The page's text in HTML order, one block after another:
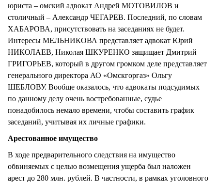
юриста – омский адвокат Андрей МОТОВИЛОВ и
столичный – Александр ЧЕГАРЕВ. Последний, по словам
ХАБАРОВА, присутствовать на заседаниях не будет.
Интересы МЕЛЬНИКОВА представляет адвокат Юрий
НИКОЛАЕВ, Николая ШКУРЕНКО защищает Дмитрий
ГРИГОРЬЕВ, который в другом громком деле представляет
генерального директора АО «Омскгоргаз» Ольгу
ШЕБЛОВУ. Вообще оказалось, что адвокаты подсудимых
по данному делу очень востребованные, судье
понадобилось немало времени, чтобы составить график
заседаний, учитывая их личные графики.
Арестованное имущество
В ходе предварительного следствия на имущество
обвиняемых с целью возмещения ущерба был наложен
арест до 280 млн. рублей. В частности, в рамках уголовного